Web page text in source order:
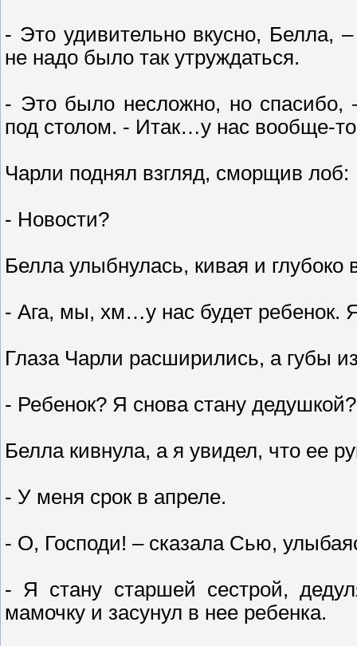
- Это удивительно вкусно, Белла,
не надо было так утруждаться.
- Это было несложно, но спасибо,
под столом. - Итак…у нас вообще-то
Чарли поднял взгляд, сморщив лоб:
- Новости?
Белла улыбнулась, кивая и глубоко
- Ага, мы, хм…у нас будет ребенок.
Глаза Чарли расширились, а губы
- Ребенок? Я снова стану дедушкой?
Белла кивнула, а я увидел, что ее
- У меня срок в апреле.
- О, Господи! – сказала Сью,
- Я стану старшей сестрой,
мамочку и засунул в нее ребенка.